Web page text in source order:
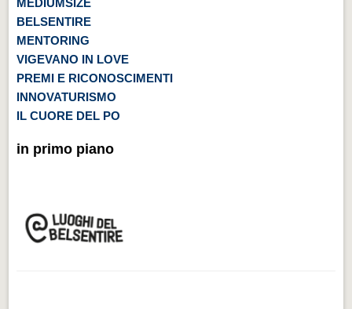
BELSENTIRE
MENTORING
VIGEVANO IN LOVE
PREMI E RICONOSCIMENTI
INNOVATURISMO
IL CUORE DEL PO
in primo piano